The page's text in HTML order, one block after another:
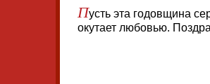
Пусть эта годовщина
окутает любовью.